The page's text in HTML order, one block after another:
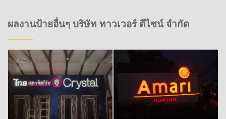
ผลงานป้ายอื่นๆ บริษัท ทาวเวอร์ ดีไซน์ จำกัด